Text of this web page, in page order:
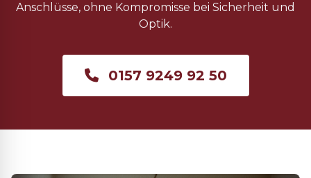
Anschlüsse, ohne Kompromisse bei Sicherheit und
Optik.
0157 9249 92 50